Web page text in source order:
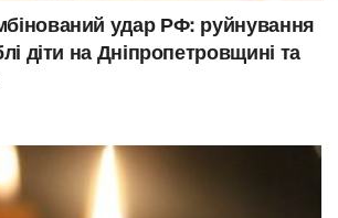
удар РФ: руйнування
діти на Дніпропетровщині та